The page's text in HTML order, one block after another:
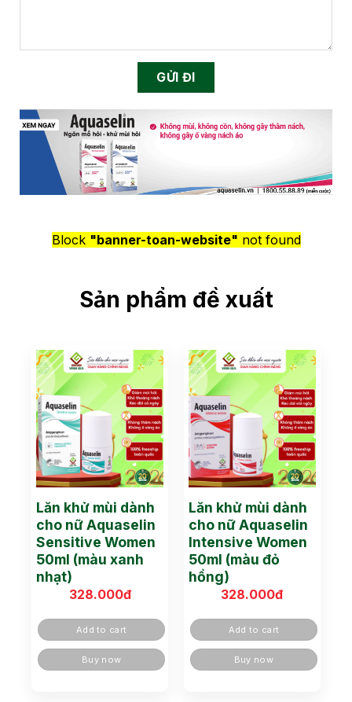
Block "banner-toan-website" not found
Sản phẩm đề xuất
Lăn khử mùi dành
cho nữ Aquaselin
Sensitive Women
50ml (màu xanh
nhạt)
328.000đ
Add to cart
Buy now
Lăn khử mùi dành
cho nữ Aquaselin
Intensive Women
50ml (màu đỏ
hồng)
328.000đ
Add to cart
Buy now